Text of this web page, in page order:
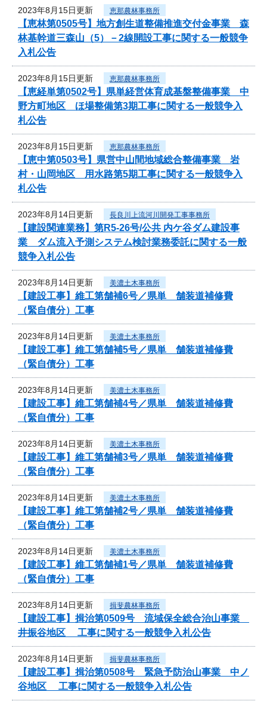
2023年8月15日更新 恵那農林事務所
【恵林第0505号】地方創生道整備推進交付金事業 森
林基幹道三森山（5）－2線開設工事に関する一般競争
入札公告
2023年8月15日更新 恵那農林事務所
【恵経単第0502号】県単経営体育成基盤整備事業 中
野方町地区 ほ場整備第3期工事に関する一般競争入
札公告
2023年8月15日更新 恵那農林事務所
【恵中第0503号】県営中山間地域総合整備事業 岩
村・山岡地区 用水路第5期工事に関する一般競争入
札公告
2023年8月14日更新 長良川上流河川開発工事事務所
【建設関連業務】第R5-26号/公共 内ケ谷ダム建設事
業 ダム流入予測システム検討業務委託に関する一般
競争入札公告
2023年8月14日更新 美濃土木事務所
【建設工事】維工第舗補6号／県単 舗装道補修費
（緊自債分）工事
2023年8月14日更新 美濃土木事務所
【建設工事】維工第舗補5号／県単 舗装道補修費
（緊自債分）工事
2023年8月14日更新 美濃土木事務所
【建設工事】維工第舗補4号／県単 舗装道補修費
（緊自債分）工事
2023年8月14日更新 美濃土木事務所
【建設工事】維工第舗補3号／県単 舗装道補修費
（緊自債分）工事
2023年8月14日更新 美濃土木事務所
【建設工事】維工第舗補2号／県単 舗装道補修費
（緊自債分）工事
2023年8月14日更新 美濃土木事務所
【建設工事】維工第舗補1号／県単 舗装道補修費
（緊自債分）工事
2023年8月14日更新 揖斐農林事務所
【建設工事】揖治第0509号 流域保全総合治山事業
井振谷地区 工事に関する一般競争入札公告
2023年8月14日更新 揖斐農林事務所
【建設工事】揖治第0508号 緊急予防治山事業 中ノ
谷地区 工事に関する一般競争入札公告